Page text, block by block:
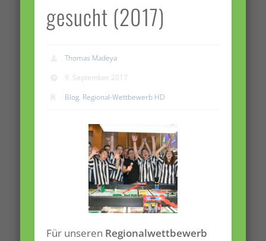
gesucht (2017)
Thomas Madeya
9. September 2017
Blog, Regional-Wettbewerb HD
Für unseren Regionalwettbewerb